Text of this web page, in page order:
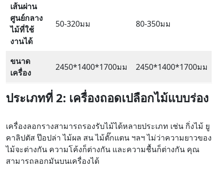
เส้นผ่าน
ศูนย์กลาง
ไม้ที่ใช้
งานได้
50-320มม 80-350มม
ขนาด
เครื่อง
2450*1400*1700มม 2450*1400*1700มม
ประเภทที่ 2: เครื่องถอดเปลือกไม้แบบร่อง
เครื่องลอกรางสามารถรองรับไม้ได้หลายประเภท เช่น กิ่งไม้ ยู
คาลิปตัส ป๊อปล่า ไม้ผล สน ไม้ตั๊กแตน ฯลฯ ไม่ว่าความยาวของ
ไม้จะต่างกัน ความโค้งก็ต่างกัน และความชื้นก็ต่างกัน คุณ
สามารถลอกมันบนเครื่องได้